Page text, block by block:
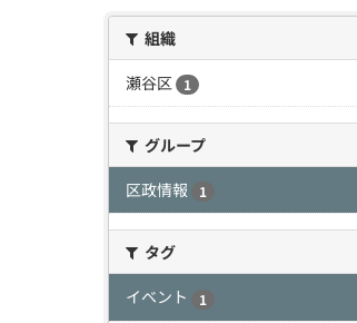
組織
瀬谷区
1
グループ
区政情報
1
タグ
イベント
1